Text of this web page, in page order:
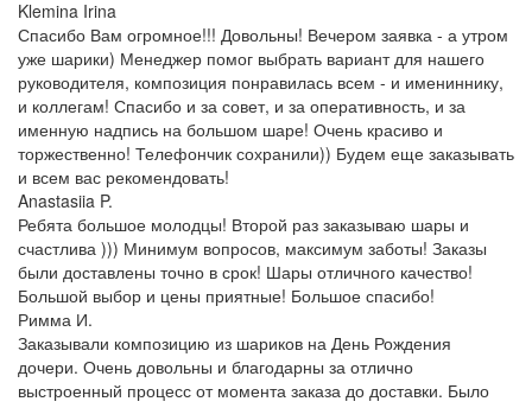
Klemina Irina
Спасибо Вам огромное!!! Довольны! Вечером заявка - а утром
уже шарики) Менеджер помог выбрать вариант для нашего
руководителя, композиция понравилась всем - и имениннику,
и коллегам! Спасибо и за совет, и за оперативность, и за
именную надпись на большом шаре! Очень красиво и
торжественно! Телефончик сохранили)) Будем еще заказывать
и всем вас рекомендовать!
Anastasiia P.
Ребята большое молодцы! Второй раз заказываю шары и
счастлива ))) Минимум вопросов, максимум заботы! Заказы
были доставлены точно в срок! Шары отличного качество!
Большой выбор и цены приятные! Большое спасибо!
Римма И.
Заказывали композицию из шариков на День Рождения
дочери. Очень довольны и благодарны за отлично
выстроенный процесс от момента заказа до доставки. Было